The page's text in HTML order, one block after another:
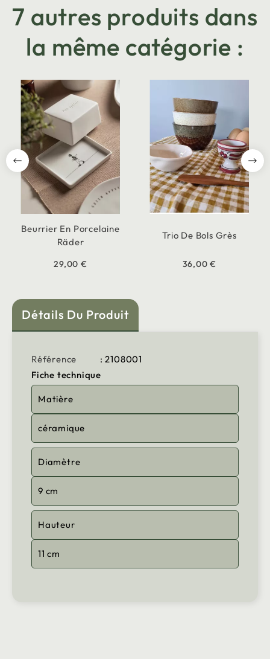
7 autres produits dans
la même catégorie :
Beurrier En Porcelaine
Räder
29,00 €
Trio De Bols Grès
36,00 €
Détails Du Produit
Référence
: 2108001
Fiche technique
Matière
céramique
Diamètre
9 cm
Hauteur
11 cm